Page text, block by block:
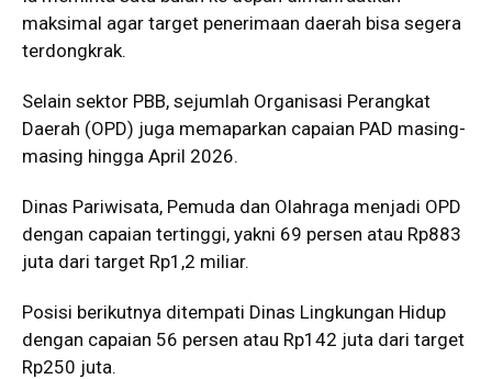
maksimal agar target penerimaan daerah bisa segera
terdongkrak.
Selain sektor PBB, sejumlah Organisasi Perangkat
Daerah (OPD) juga memaparkan capaian PAD masing-
masing hingga April 2026.
Dinas Pariwisata, Pemuda dan Olahraga menjadi OPD
dengan capaian tertinggi, yakni 69 persen atau Rp883
juta dari target Rp1,2 miliar.
Posisi berikutnya ditempati Dinas Lingkungan Hidup
dengan capaian 56 persen atau Rp142 juta dari target
Rp250 juta.